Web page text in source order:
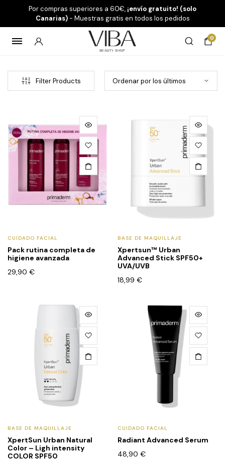
Por compras superiores a 60€, ¡envío gratuito! (solo
Canarias)- Muestras gratis en todos los pedidos
0
Filter Products
CUIDADO FACIAL
Pack rutina completa de
higiene avanzada
29,90 €
BASE DE MAQUILLAJE
Xpertsun™ Urban
Advanced Stick SPF50+
UVA/UVB
18,99 €
BASE DE MAQUILLAJE
XpertSun Urban Natural
Color – Ligh intensity
COLOR SPF50
CUIDADO FACIAL
Radiant Advanced Serum
48,90 €